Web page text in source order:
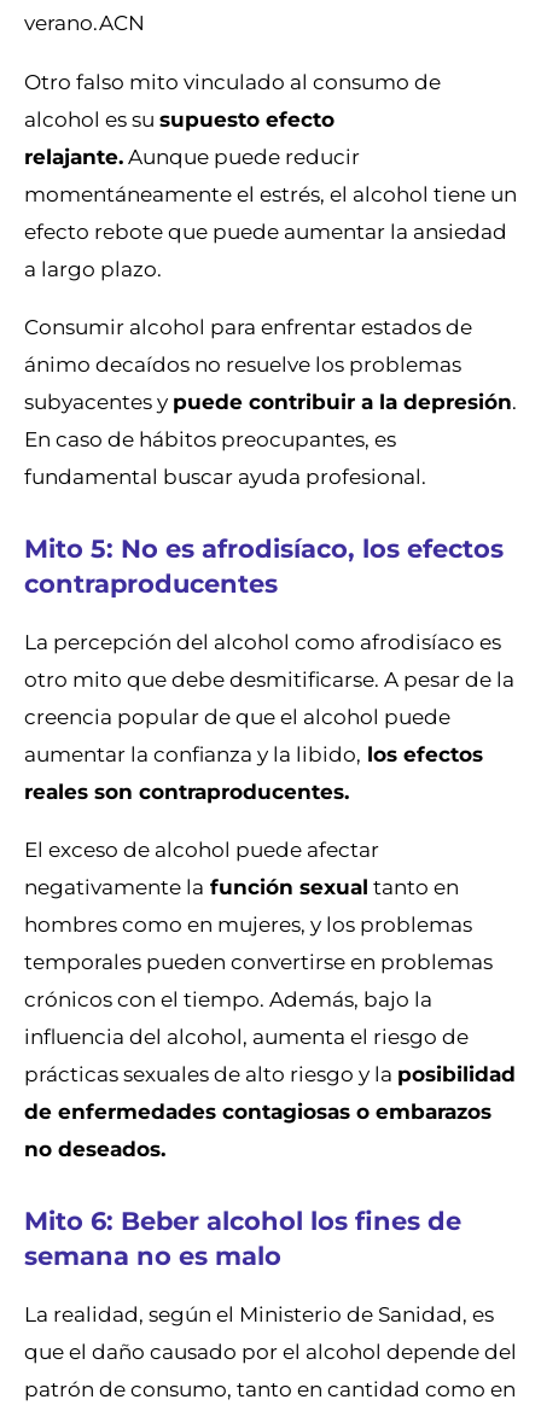
verano.ACN
Otro falso mito vinculado al consumo de
alcohol es su supuesto efecto
relajante.Aunque puede reducir
momentáneamente el estrés, el alcohol tiene un
efecto rebote que puede aumentar la ansiedad
a largo plazo.
Consumir alcohol para enfrentar estados de
ánimo decaídos no resuelve los problemas
subyacentes y puede contribuir a la depresión.
En caso de hábitos preocupantes, es
fundamental buscar ayuda profesional.
Mito 5: No es afrodisíaco, los efectos
contraproducentes
La percepción del alcohol como afrodisíaco es
otro mito que debe desmitificarse. A pesar de la
creencia popular de que el alcohol puede
aumentar la confianza y la libido, los efectos
reales son contraproducentes.
El exceso de alcohol puede afectar
negativamente la función sexual tanto en
hombres como en mujeres, y los problemas
temporales pueden convertirse en problemas
crónicos con el tiempo. Además, bajo la
influencia del alcohol, aumenta el riesgo de
prácticas sexuales de alto riesgo y la posibilidad
de enfermedades contagiosas o embarazos
no deseados.
Mito 6: Beber alcohol los fines de
semana no es malo
La realidad, según el Ministerio de Sanidad, es
que el daño causado por el alcohol depende del
patrón de consumo, tanto en cantidad como en